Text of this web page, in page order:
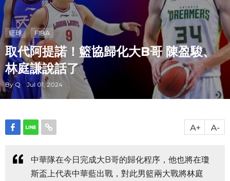
籃球 FIBA
取代阿提諾！籃協歸化大B哥 陳盈駿、
林庭謙說話了
By Q Jul 01, 2024
中華隊在今日完成大B哥的歸化程序，他也將在瓊
斯盃上代表中華藍出戰，對此男籃兩大戰將林庭